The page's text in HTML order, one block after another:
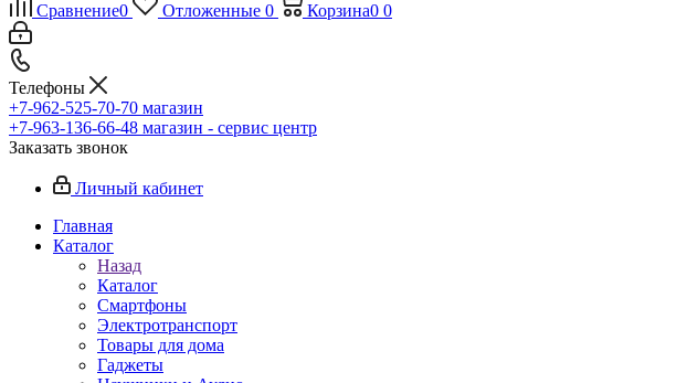
Сравнение0 Отложенные 0 Корзина0 0
Телефоны
+7-962-525-70-70 магазин
+7-963-136-66-48 магазин - сервис центр
Заказать звонок
Личный кабинет
Главная
Каталог
Назад
Каталог
Смартфоны
Электротранспорт
Товары для дома
Гаджеты